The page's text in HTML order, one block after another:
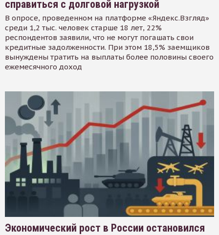
справиться с долговой нагрузкой
В опросе, проведенном на платформе «Яндекс.Взгляд»
среди 1,2 тыс. человек старше 18 лет, 22%
респондентов заявили, что не могут погашать свои
кредитные задолженности. При этом 18,5% заемщиков
вынуждены тратить на выплаты более половины своего
ежемесячного доход
Экономический рост в России остановился